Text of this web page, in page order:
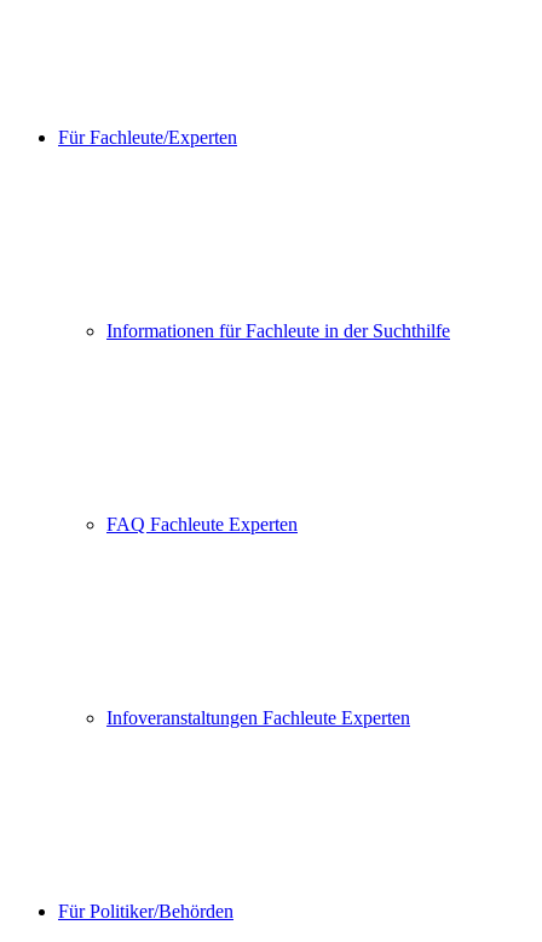
Für Fachleute/Experten
Informationen für Fachleute in der Suchthilfe
FAQ Fachleute Experten
Infoveranstaltungen Fachleute Experten
Für Politiker/Behörden